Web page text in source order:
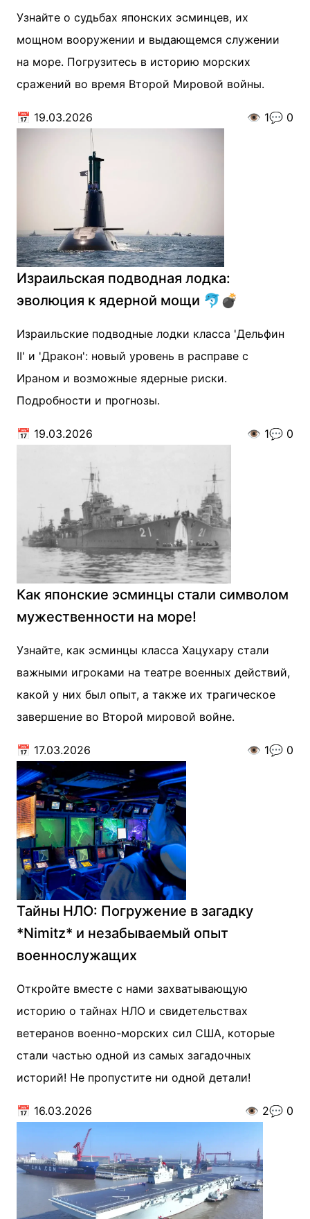
Узнайте о судьбах японских эсминцев, их
мощном вооружении и выдающемся служении
на море. Погрузитесь в историю морских
сражений во время Второй Мировой войны.
📅 19.03.2026 👁️ 1💬 0
Израильская подводная лодка:
эволюция к ядерной мощи 🐬💣
Израильские подводные лодки класса 'Дельфин
II' и 'Дракон': новый уровень в расправе с
Ираном и возможные ядерные риски.
Подробности и прогнозы.
📅 19.03.2026 👁️ 1💬 0
Как японские эсминцы стали символом
мужественности на море!
Узнайте, как эсминцы класса Хацухару стали
важными игроками на театре военных действий,
какой у них был опыт, а также их трагическое
завершение во Второй мировой войне.
📅 17.03.2026 👁️ 1💬 0
Тайны НЛО: Погружение в загадку
*Nimitz* и незабываемый опыт
военнослужащих
Откройте вместе с нами захватывающую
историю о тайнах НЛО и свидетельствах
ветеранов военно-морских сил США, которые
стали частью одной из самых загадочных
историй! Не пропустите ни одной детали!
📅 16.03.2026 👁️ 2💬 0